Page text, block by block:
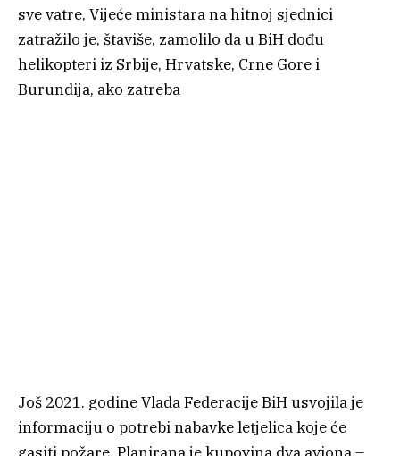
sve vatre, Vijeće ministara na hitnoj sjednici
zatražilo je, štaviše, zamolilo da u BiH dođu
helikopteri iz Srbije, Hrvatske, Crne Gore i
Burundija, ako zatreba
Još 2021. godine Vlada Federacije BiH usvojila je
informaciju o potrebi nabavke letjelica koje će